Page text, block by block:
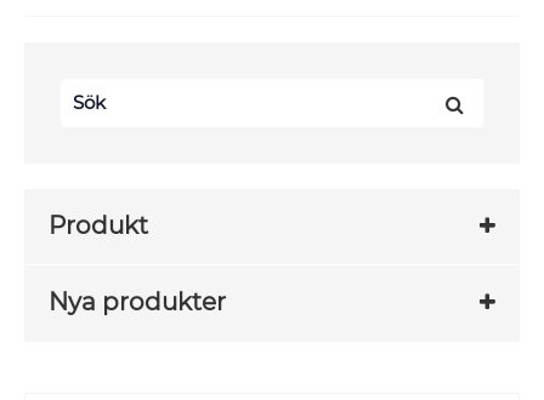
Produkt
Nya produkter